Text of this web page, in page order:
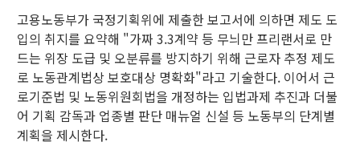
고용노동부가 국정기획위에 제출한 보고서에 의하면 제도 도
입의 취지를 요약해 "가짜 3.3계약 등 무늬만 프리랜서로 만
드는 위장 도급 및 오분류를 방지하기 위해 근로자 추정 제도
로 노동관계법상 보호대상 명확화"라고 기술한다. 이어서 근
로기준법 및 노동위원회법을 개정하는 입법과제 추진과 더불
어 기획 감독과 업종별 판단 매뉴얼 신설 등 노동부의 단계별
계획을 제시한다.